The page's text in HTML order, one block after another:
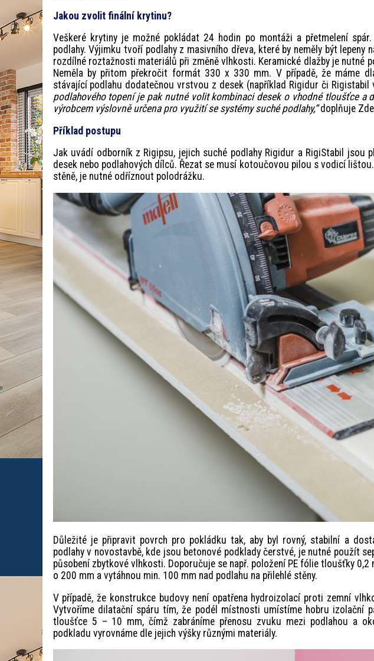
Jakou zvolit finální krytinu?
Veškeré krytiny je možné pokládat 24 hodin po montáži a přetmelení
podlahy. Výjimku tvoří podlahy z masivního dřeva, které by neměly být lepeny
rozdílné roztažnosti materiálů při změně vlhkosti. Keramické dlažby je nutné
Neměla by přitom překročit formát 330 x 330 mm. V případě, že máme
stávající podlahu dodatečnou vrstvou z desek (například Rigidur či
podlahového topení je pak nutné volit kombinaci desek o vhodné tloušťce a
výrobcem výslovně určena pro využití se systémy suché podlahy,“doplňuje
Příklad postupu
Jak uvádí odborník z Rigipsu, jejich suché podlahy Rigidur a RigiStabil jsou
desek nebo podlahových dílců. Řezat se musí kotoučovou pilou s vodicí
stěně, je nutné odříznout polodrážku.
Důležité je připravit povrch pro pokládku tak, aby byl rovný, stabilní a
podlahy v novostavbě, kde jsou betonové podklady čerstvé, je nutné použít
působení zbytkové vlhkosti. Doporučuje se např. položení PE fólie tloušťky
o 200 mm a vytáhnou min. 100 mm nad podlahu na přilehlé stěny.
V případě, že konstrukce budovy není opatřena hydroizolací proti zemní
Vytvoříme dilatační spáru tím, že podél místnosti umístíme hobru izolační
tloušťce 5 – 10 mm, čímž zabráníme přenosu zvuku mezi podlahou a
podkladu vyrovnáme dle jejich výšky různými materiály.